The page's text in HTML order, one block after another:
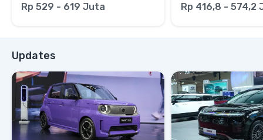
Rp 529 - 619 Juta
Rp 416,8 - 574,2
Updates